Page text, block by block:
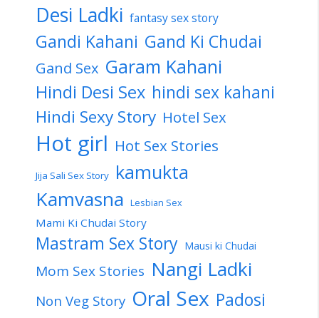
Desi Ladki fantasy sex story
Gandi Kahani Gand Ki Chudai
Gand Sex Garam Kahani
Hindi Desi Sex hindi sex kahani
Hindi Sexy Story Hotel Sex
Hot girl Hot Sex Stories
Jija Sali Sex Story kamukta
Kamvasna Lesbian Sex
Mami Ki Chudai Story
Mastram Sex Story Mausi ki Chudai
Mom Sex Stories Nangi Ladki
Non Veg Story Oral Sex Padosi